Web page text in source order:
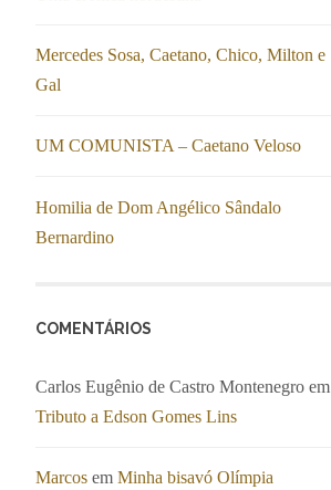
Mercedes Sosa, Caetano, Chico, Milton e
Gal
UM COMUNISTA – Caetano Veloso
Homilia de Dom Angélico Sândalo
Bernardino
COMENTÁRIOS
Carlos Eugênio de Castro Montenegro em
Tributo a Edson Gomes Lins
Marcos em Minha bisavó Olímpia